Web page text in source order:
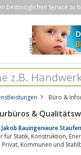
bestmöglichen Service
Büro &
&
Bauingenieure
für Architekten, Planungsbüros, Industrie,
Gewerbe, Privat,